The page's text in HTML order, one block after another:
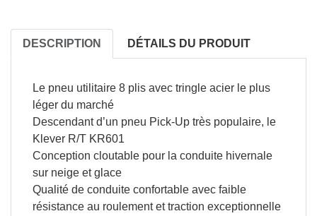
DESCRIPTION DÉTAILS DU PRODUIT
Le pneu utilitaire 8 plis avec tringle acier le plus
léger du marché
Descendant d’un pneu Pick-Up très populaire, le
Klever R/T KR601
Conception cloutable pour la conduite hivernale
sur neige et glace
Qualité de conduite confortable avec faible
résistance au roulement et traction exceptionnelle